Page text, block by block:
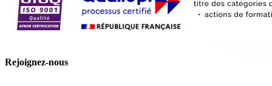
Rejoignez-nous